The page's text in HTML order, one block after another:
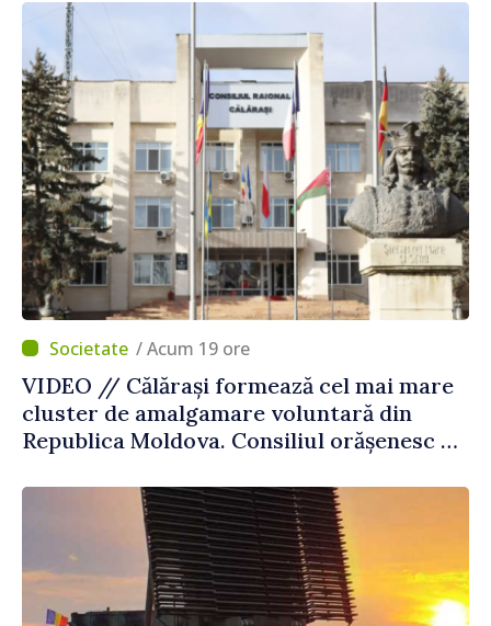
/ Acum 19 ore
VIDEO // Călărași formează cel mai mare
cluster de amalgamare voluntară din
Republica Moldova. Consiliul orășenesc a